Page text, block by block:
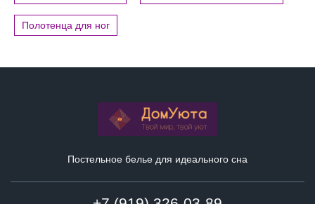
Полотенца для ног
Постельное белье для идеального сна